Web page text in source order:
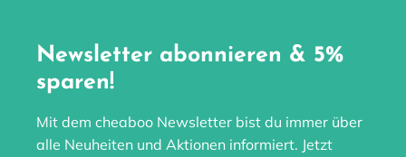
Newsletter abonnieren & 5%
sparen!
Mit dem cheaboo Newsletter bist du immer über
alle Neuheiten und Aktionen informiert. Jetzt